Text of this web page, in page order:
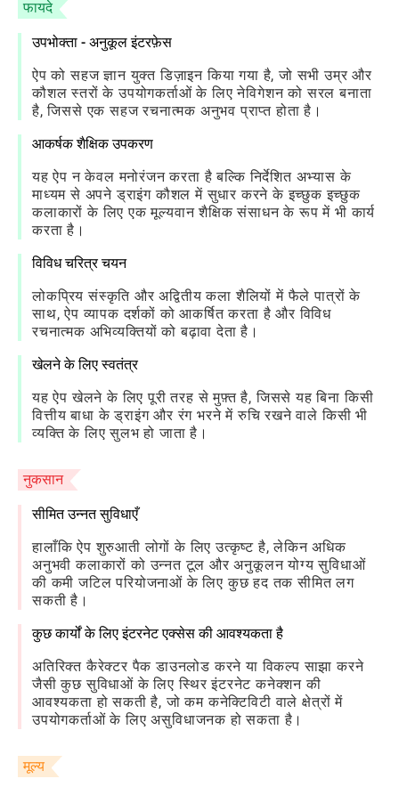
फायदे
उपभोक्ता - अनुकूल इंटरफ़ेस
ऐप को सहज ज्ञान युक्त डिज़ाइन किया गया है, जो सभी उम्र और
कौशल स्तरों के उपयोगकर्ताओं के लिए नेविगेशन को सरल बनाता
है, जिससे एक सहज रचनात्मक अनुभव प्राप्त होता है।
आकर्षक शैक्षिक उपकरण
यह ऐप न केवल मनोरंजन करता है बल्कि निर्देशित अभ्यास के
माध्यम से अपने ड्राइंग कौशल में सुधार करने के इच्छुक इच्छुक
कलाकारों के लिए एक मूल्यवान शैक्षिक संसाधन के रूप में भी कार्य
करता है।
विविध चरित्र चयन
लोकप्रिय संस्कृति और अद्वितीय कला शैलियों में फैले पात्रों के
साथ, ऐप व्यापक दर्शकों को आकर्षित करता है और विविध
रचनात्मक अभिव्यक्तियों को बढ़ावा देता है।
खेलने के लिए स्वतंत्र
यह ऐप खेलने के लिए पूरी तरह से मुफ़्त है, जिससे यह बिना किसी
वित्तीय बाधा के ड्राइंग और रंग भरने में रुचि रखने वाले किसी भी
व्यक्ति के लिए सुलभ हो जाता है।
नुकसान
सीमित उन्नत सुविधाएँ
हालाँकि ऐप शुरुआती लोगों के लिए उत्कृष्ट है, लेकिन अधिक
अनुभवी कलाकारों को उन्नत टूल और अनुकूलन योग्य सुविधाओं
की कमी जटिल परियोजनाओं के लिए कुछ हद तक सीमित लग
सकती है।
कुछ कार्यों के लिए इंटरनेट एक्सेस की आवश्यकता है
अतिरिक्त कैरेक्टर पैक डाउनलोड करने या विकल्प साझा करने
जैसी कुछ सुविधाओं के लिए स्थिर इंटरनेट कनेक्शन की
आवश्यकता हो सकती है, जो कम कनेक्टिविटी वाले क्षेत्रों में
उपयोगकर्ताओं के लिए असुविधाजनक हो सकता है।
मूल्य